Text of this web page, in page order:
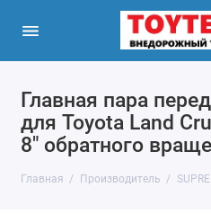
Главная пара
для Toyota Land
8" обратного
Главная Производитель